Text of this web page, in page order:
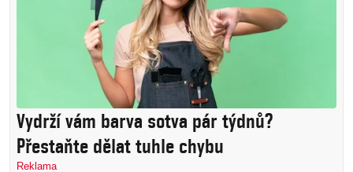
Vydrží vám barva sotva pár týdnů?
Přestaňte dělat tuhle chybu
Reklama